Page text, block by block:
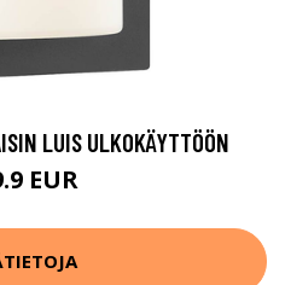
LUIS ULKOKÄYTTÖÖN
EUR